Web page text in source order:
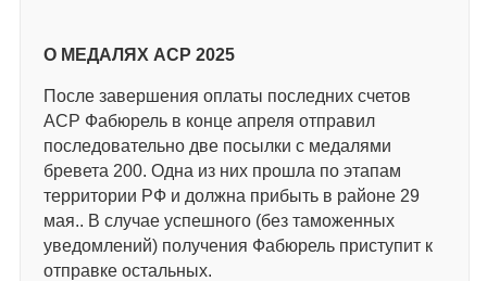
О МЕДАЛЯХ АСР 2025
После завершения оплаты последних счетов
АСР Фабюрель в конце апреля отправил
последовательно две посылки с медалями
бревета 200. Одна из них прошла по этапам
территории РФ и должна прибыть в районе 29
мая.. В случае успешного (без таможенных
уведомлений) получения Фабюрель приступит к
отправке остальных.